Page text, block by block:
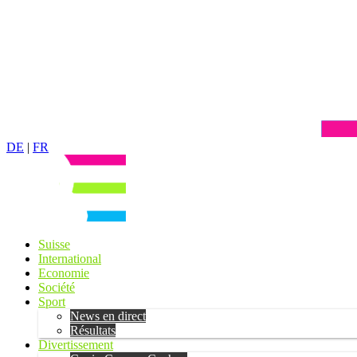
DE | FR
Suisse
International
Economie
Société
Sport
News en direct
Résultats
Divertissement